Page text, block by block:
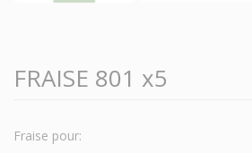
FRAISE 801 x5
Fraise pour: